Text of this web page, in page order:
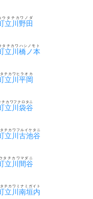
立川野田
ウタチカワノダ
立川橋ノ本
タチカワハシノモト
立川平岡
チカワヒラオカ
立川袋谷
カワフクロタニ
立川古池谷
チカワフルイケタニ
立川間谷
タチカワマダニ
立川南垣内
チカワミナミガイト